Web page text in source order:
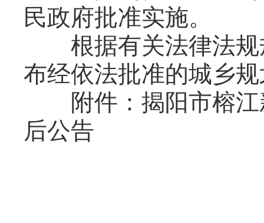
民政府批准实施。
根据有关法律法规
布经依法批准的城乡
附件：揭阳市榕江
后公告